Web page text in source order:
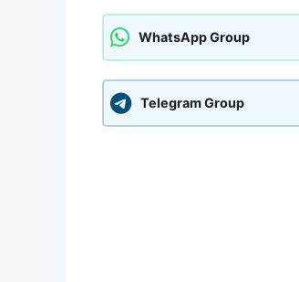
WhatsApp Group
Telegram Group